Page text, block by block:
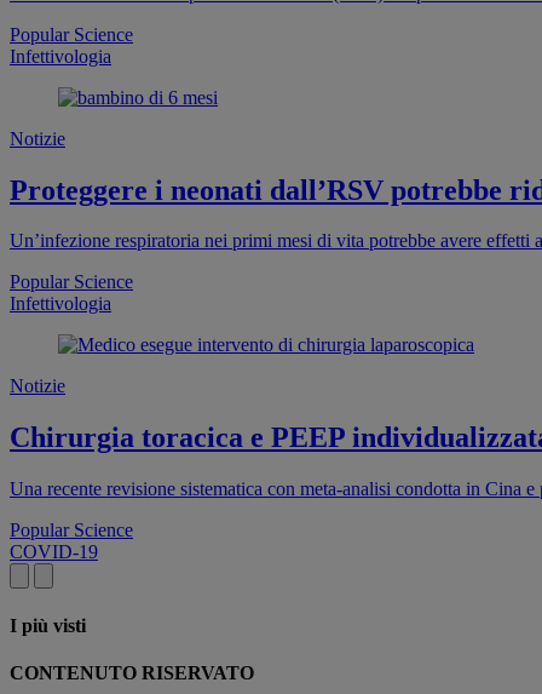
Popular Science
Infettivologia
Notizie
Proteggere i neonati dall’RSV potrebbe
Un’infezione respiratoria nei primi mesi di vita potrebbe avere
Popular Science
Infettivologia
Notizie
Chirurgia toracica e PEEP
Una recente revisione sistematica con meta-analisi condotta in
Popular Science
COVID-19
I più visti
CONTENUTO RISERVATO